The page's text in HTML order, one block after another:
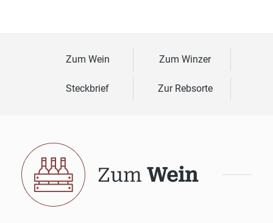
Zum Wein Zum Winzer
Steckbrief Zur Rebsorte
Zum Wein